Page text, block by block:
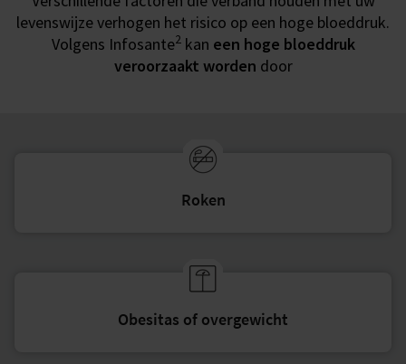
levenswijze verhogen het risico op een hoge bloeddruk.
Volgens Infosante2kan een hoge bloeddruk
veroorzaakt worden door
Roken
Obesitas of overgewicht